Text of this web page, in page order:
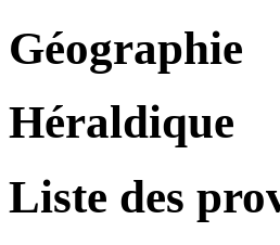
Géographie
Héraldique
Liste des